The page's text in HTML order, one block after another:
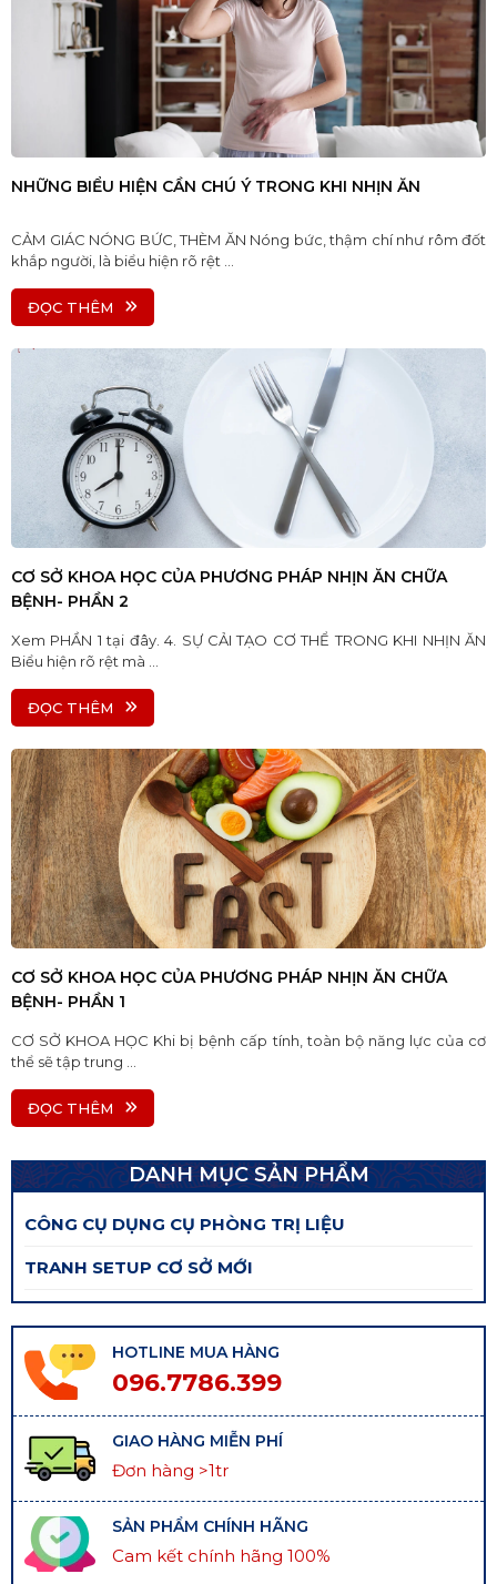
NHỮNG BIỂU HIỆN CẦN CHÚ Ý TRONG KHI NHỊN ĂN
CẢM GIÁC NÓNG BỨC, THÈM ĂN Nóng bức, thậm chí như rôm đốt
khắp người, là biểu hiện rõ rệt ...
ĐỌC THÊM
CƠ SỞ KHOA HỌC CỦA PHƯƠNG PHÁP NHỊN ĂN CHỮA
BỆNH- PHẦN 2
Xem PHẦN 1 tại đây. 4. SỰ CẢI TẠO CƠ THỂ TRONG KHI NHỊN ĂN
Biểu hiện rõ rệt mà ...
ĐỌC THÊM
CƠ SỞ KHOA HỌC CỦA PHƯƠNG PHÁP NHỊN ĂN CHỮA
BỆNH- PHẦN 1
CƠ SỞ KHOA HỌC Khi bị bệnh cấp tính, toàn bộ năng lực của cơ
thể sẽ tập trung ...
ĐỌC THÊM
DANH MỤC SẢN PHẨM
CÔNG CỤ DỤNG CỤ PHÒNG TRỊ LIỆU
TRANH SETUP CƠ SỞ MỚI
HOTLINE MUA HÀNG
096.7786.399
GIAO HÀNG MIỄN PHÍ
Đơn hàng >1tr
SẢN PHẨM CHÍNH HÃNG
Cam kết chính hãng 100%